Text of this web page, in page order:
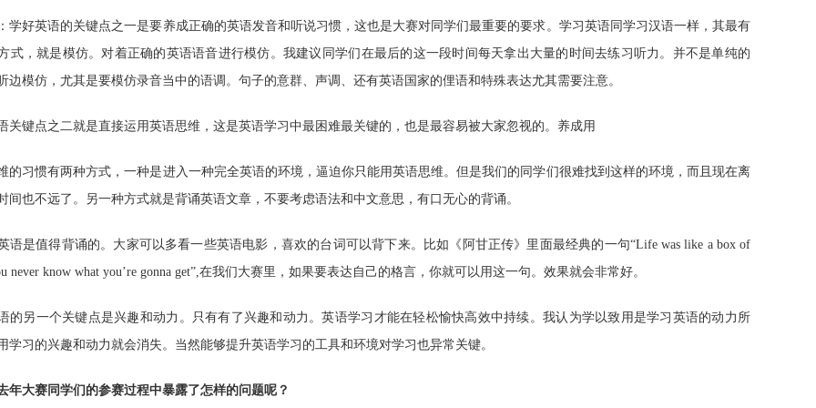
学好英语的关键点之一是要养成正确的英语发音和听说习惯，这也是大赛对同学们最重要的要求。学习英语同学习汉语一样，其最有
式，就是模仿。对着正确的英语语音进行模仿。我建议同学们在最后的这一段时间每天拿出大量的时间去练习听力。并不是单纯的
边模仿，尤其是要模仿录音当中的语调。句子的意群、声调、还有英语国家的俚语和特殊表达尤其需要注意。
关键点之二就是直接运用英语思维，这是英语学习中最困难最关键的，也是最容易被大家忽视的。养成用
的习惯有两种方式，一种是进入一种完全英语的环境，逼迫你只能用英语思维。但是我们的同学们很难找到这样的环境，而且现在离
间也不远了。另一种方式就是背诵英语文章，不要考虑语法和中文意思，有口无心的背诵。
语是值得背诵的。大家可以多看一些英语电影，喜欢的台词可以背下来。比如《阿甘正传》里面最经典的一句“Life was like a box of
never know what you’re gonna get”,在我们大赛里，如果要表达自己的格言，你就可以用这一句。效果就会非常好。
的另一个关键点是兴趣和动力。只有有了兴趣和动力。英语学习才能在轻松愉快高效中持续。我认为学以致用是学习英语的动力所
学习的兴趣和动力就会消失。当然能够提升英语学习的工具和环境对学习也异常关键。
年大赛同学们的参赛过程中暴露了怎样的问题呢？